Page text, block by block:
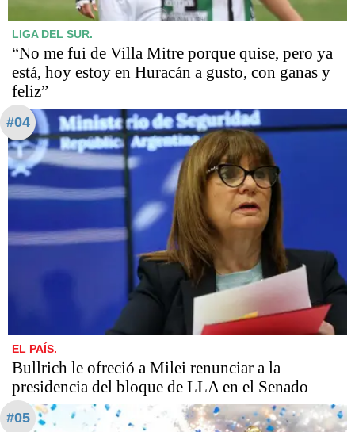
LIGA DEL SUR.
“No me fui de Villa Mitre porque quise, pero ya
está, hoy estoy en Huracán a gusto, con ganas y
feliz”
#04
EL PAÍS.
Bullrich le ofreció a Milei renunciar a la
presidencia del bloque de LLA en el Senado
#05